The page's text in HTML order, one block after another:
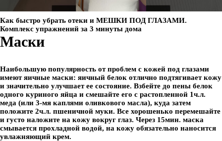
Как быстро убрать отеки и МЕШКИ ПОД ГЛАЗАМИ.
Комплекс упражнений за 3 минуты дома
Маски
Наибольшую популярность от проблем с кожей под глазами
имеют яичные маски: яичный белок отлично подтягивает кожу
и значительно улучшает ее состояние. Взбейте до пены белок
одного куриного яйца и смешайте его с растопленной 1ч.л.
меда (или 3-мя каплями оливкового масла), куда затем
положите 2ч.л. пшеничной муки. Все хорошенько перемешайте
и густо наложите на кожу вокруг глаз. Через 15мин. маска
смывается прохладной водой, на кожу обязательно наносится
увлажняющий крем.